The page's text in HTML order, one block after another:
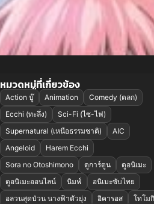
หมวดหมู่ที่เกี่ยวข้อง
Action บู๊ Animation
Comedy (ตลก)
Ecchi (ทะลึ่ง)
Sci-Fi (ไซ-ไฟ)
Supernatural (เหนือธรรมชาติ)
AIC
Angeloid
Harem Ecchi
Sora no Otoshimono
ดูการ์ตูน
ดูอนิเมะ
ดูอนิเมะออนไลน์
นิมฟ์
อนิเมะซับไทย
อลวนสุดป่วน นางฟ้าตัวยุ่ง
อิคารอส โทโมกิ